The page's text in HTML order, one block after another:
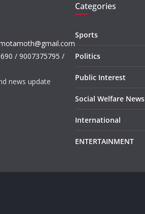
/ 9007375795 /
news update
Categories
Sports
Politics
Public Interest
Social Welfare News
International
ENTERTAINMENT